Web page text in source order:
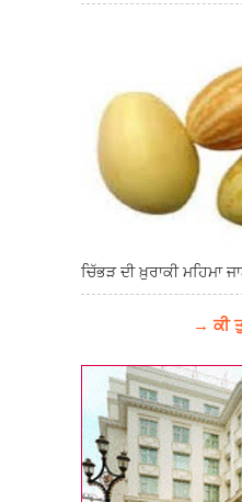
ਚਿੱਭੜ ਦੀ ਖ਼ੁਰਾਕੀ ਮਹਿਮਾ
→ ਕੀ